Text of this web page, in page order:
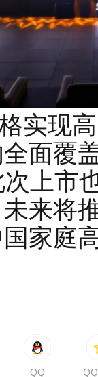
实现
面覆
上市
来将
家庭
QQ